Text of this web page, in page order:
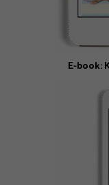
E-book: